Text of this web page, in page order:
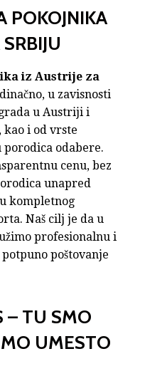
POKOJNIKA
iz Austrije za
u zavisnosti
u Austriji i
kao i od vrste
odabere.
cenu, bez
unapred
kompletnog
Naš cilj je da u
profesionalnu i
poštovanje
– TU SMO
UMESTO